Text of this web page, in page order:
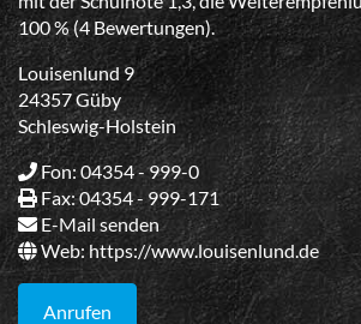
100 % (4 Bewertungen).
Louisenlund 9
24357 Güby
Schleswig-Holstein
Fon: 04354 - 999-0
Fax: 04354 - 999-171
E-Mail senden
Web: https://www.louisenlund.de
Anrufen